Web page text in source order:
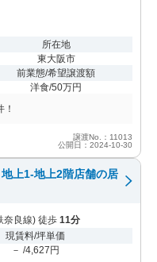
所在地
東大阪市
前業態/希望譲渡額
洋食/50万円
譲渡No.：11013
公開日：2024-10-30
上1-地上2階店舗の居
奈良線) 徒歩 11分
現賃料/坪単価
－ /4,627円